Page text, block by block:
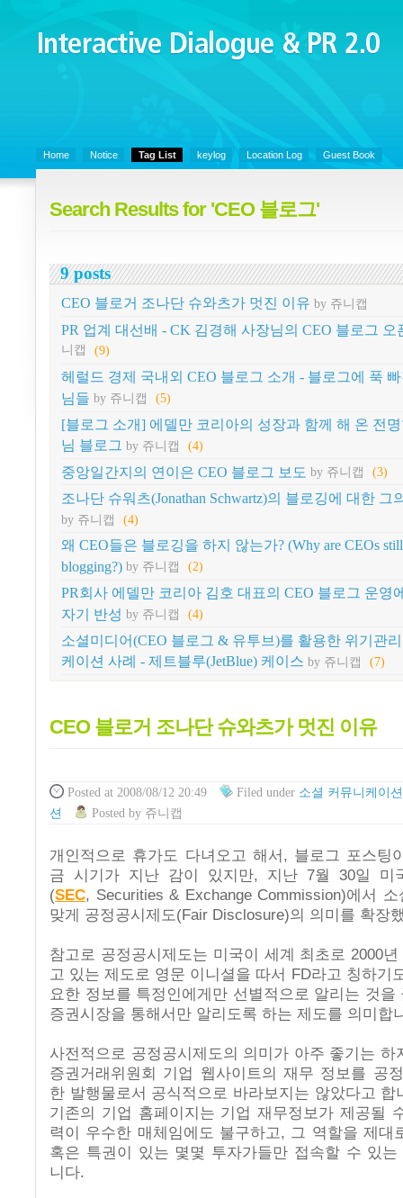
Interactive Dialogue &
PR 2.0
Home Notice Tag List keylog Location Log Guest Book
Search Results for 'CEO 블로그'
9 posts
CEO 블로거 조나단 슈와츠가 멋진 이유 by 쥬니캡
PR 업계 대선배 - CK 김경해 사장님의 CEO 블로그 오
니캡
(9)
헤럴드 경제 국내외 CEO 블로그 소개 - 블로그에 푹
님들 by 쥬니캡 (5)
[블로그 소개] 에델만 코리아의 성장과 함께 해 온 전
님 블로그 by 쥬니캡 (4)
중앙일간지의 연이은 CEO 블로그 보도 by 쥬니캡 (3)
조나단 슈워츠(Jonathan Schwartz)의 블로깅에 대한 그
by 쥬니캡 (4)
왜 CEO들은 블로깅을 하지 않는가? (Why are CEOs
blogging?) by 쥬니캡 (2)
PR회사 에델만 코리아 김호 대표의 CEO 블로그 운영
자기 반성 by 쥬니캡 (4)
소셜미디어(CEO 블로그 & 유투브)를 활용한 위기관
케이션 사례 - 제트블루(JetBlue) 케이스 by 쥬니캡 (7)
CEO 블로거 조나단 슈와츠가 멋진 이유
Posted at 2008/08/12 20:49 Filedunder 소셜 커뮤니케이
션
Postedby 쥬니캡
개인적으로 휴가도 다녀오고 해서, 블로그 포스팅
금 시기가 지난 감이 있지만, 지난 7월 30일 미
(SEC, Securities & Exchange Commission)에서
맞게 공정공시제도(Fair Disclosure)의 의미를 확장
참고로 공정공시제도는 미국이 세계 최초로 2000
고 있는 제도로 영문 이니셜을 따서 FD라고 칭하기
요한 정보를 특정인에게만 선별적으로 알리는 것을
증권시장을 통해서만 알리도록 하는 제도를 의미합
사전적으로 공정공시제도의 의미가 아주 좋기는 하
증권거래위원회 기업 웹사이트의 재무 정보를 공
한 발행물로서 공식적으로 바라보지는 않았다고 합
기존의 기업 홈페이지는 기업 재무정보가 제공될
력이 우수한 매체임에도 불구하고, 그 역할을 제대
혹은 특권이 있는 몇몇 투자가들만 접속할 수 있
니다.